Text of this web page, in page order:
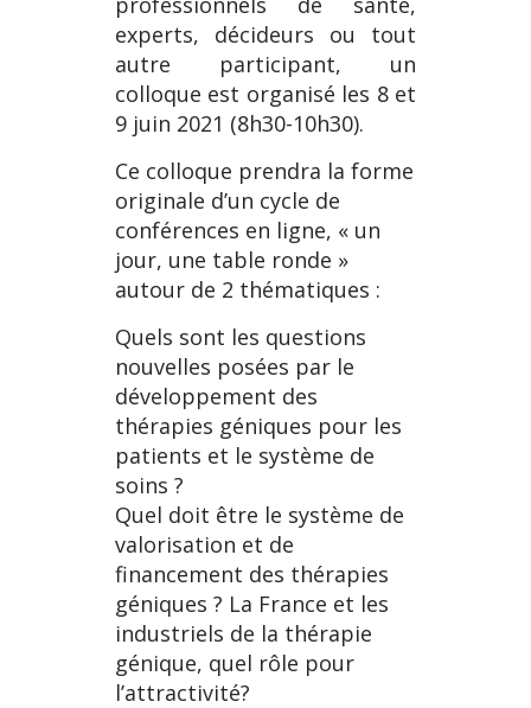
experts, décideurs ou tout
autre participant, un
colloque est organisé les 8 et
9 juin 2021 (8h30-10h30).
Ce colloque prendra la forme
originale d’un cycle de
conférences en ligne, « un
jour, une table ronde »
autour de 2 thématiques :
Quels sont les questions
nouvelles posées par le
développement des
thérapies géniques pour les
patients et le système de
soins ?
Quel doit être le système de
valorisation et de
financement des thérapies
géniques ? La France et les
industriels de la thérapie
génique, quel rôle pour
l’attractivité?